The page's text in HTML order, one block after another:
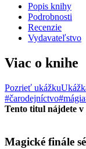
Popis knihy
Podrobnosti
Recenzie
Vydavateľstvo
Viac o knihe
Pozrieť ukážku
#čarodejníctvo#mágia
Tento titul nájdete
Magické finále